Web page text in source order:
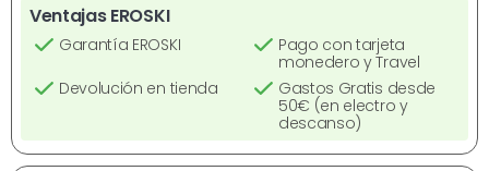
Ventajas EROSKI
Garantía EROSKI
Pago con tarjeta
monedero y Travel
Devolución en tienda
Gastos Gratis desde
50€ (en electro y
descanso)